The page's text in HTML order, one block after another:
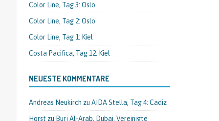
Color Line, Tag 3: Oslo
Color Line, Tag 2: Oslo
Color Line, Tag 1: Kiel
Costa Pacifica, Tag 12: Kiel
NEUESTE KOMMENTARE
Andreas Neukirch zu AIDA Stella, Tag 4: Cadiz
Horst zu Burj Al-Arab, Dubai, Vereinigte